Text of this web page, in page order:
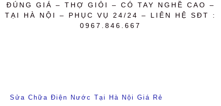
ĐÚNG GIÁ – THỢ GIỎI – CÓ TAY NGHỀ CAO –
TẠI HÀ NỘI – PHỤC VỤ 24/24 – LIÊN HỆ SĐT :
0967.846.667
Sửa Chữa Điện Nước Tại Hà Nội Giá Rẻ